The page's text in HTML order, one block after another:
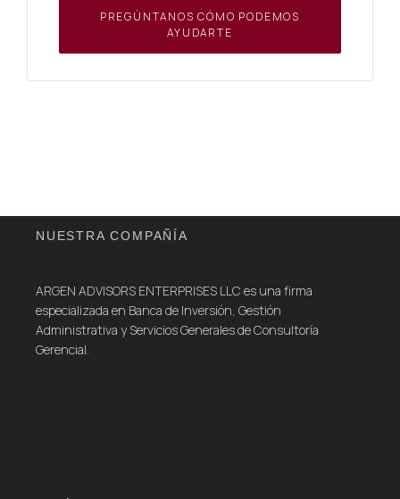
PREGÚNTANOS CÓMO PODEMOS
AYUDARTE
NUESTRA COMPAÑÍA
ARGEN ADVISORS ENTERPRISES LLC es una firma
especializada en Banca de Inversión, Gestión
Administrativa y Servicios Generales de Consultoría
Gerencial.